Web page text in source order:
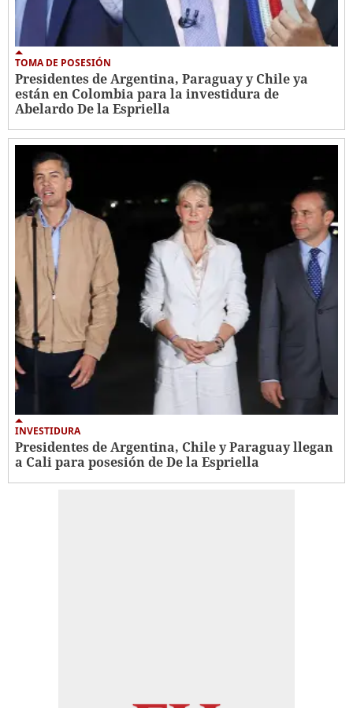
TOMA DE POSESIÓN
Presidentes de Argentina, Paraguay y Chile ya
están en Colombia para la investidura de
Abelardo De la Espriella
INVESTIDURA
Presidentes de Argentina, Chile y Paraguay llegan
a Cali para posesión de De la Espriella